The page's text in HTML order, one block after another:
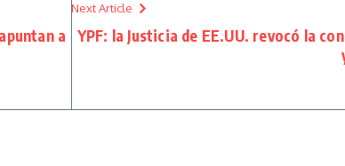
a
Next Article
YPF: la Justicia de EE.UU. revocó la